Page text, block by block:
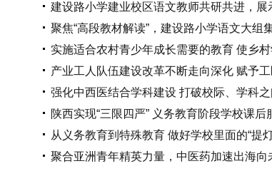
建设路小学建业校区语文教师共研共进，展
聚焦“高段教材解读”，建设路小学语文大组
实施适合农村青少年成长需要的教育 使乡
产业工人队伍建设改革不断走向深化 赋予
强化中西医结合学科建设 打破校际、学科之
陕西实现“三限四严” 义务教育阶段学校课后
从义务教育到特殊教育 做好学校里面的“提
聚合亚洲青年精英力量，中医药加速出海向